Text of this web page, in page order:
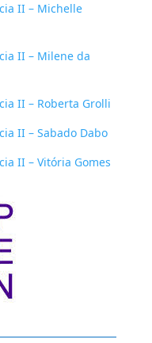
II – Michelle
II – Milene da
II – Roberta Grolli
II – Sabado Dabo
II – Vitória Gomes